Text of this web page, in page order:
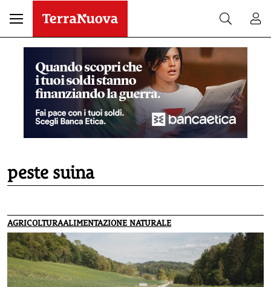
peste suina
AGRICOLTURAALIMENTAZIONE NATURALE